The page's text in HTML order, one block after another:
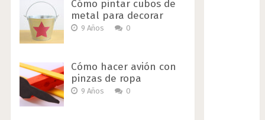
Cómo pintar cubos de
metal para decorar
9 Años 0
Cómo hacer avión con
pinzas de ropa
9 Años 0